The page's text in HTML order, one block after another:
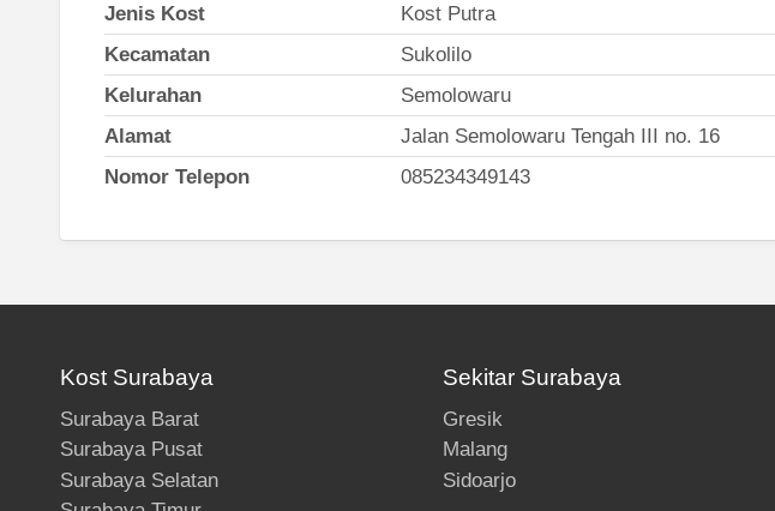
Jenis Kost
Kost Putra
Kecamatan
Sukolilo
Kelurahan
Semolowaru
Alamat
Jalan Semolowaru Tengah III no. 16
Nomor Telepon
085234349143
Kost Surabaya
Surabaya Barat
Surabaya Pusat
Surabaya Selatan
Sekitar Surabaya
Gresik
Malang
Sidoarjo